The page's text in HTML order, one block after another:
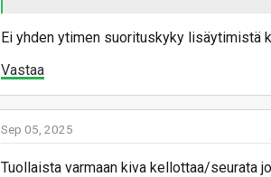
Ei yhden ytimen suorituskyky lisäytimistä
Vastaa
Sep 05, 2025
Tuollaista varmaan kiva kellottaa/seurata